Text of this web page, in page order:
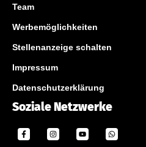
Team
Werbemöglichkeiten
Stellenanzeige schalten
Impressum
Datenschutzerklärung
Soziale Netzwerke